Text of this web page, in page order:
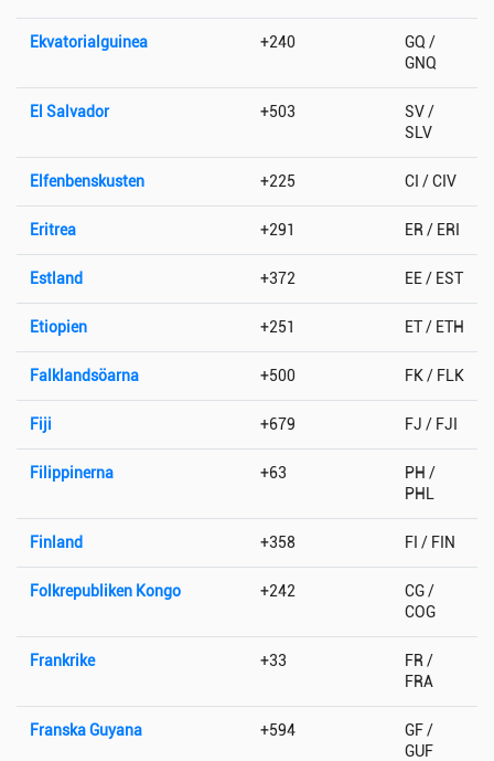
Ekvatorialguinea +240
GQ /
GNQ
El Salvador +503
SV /
SLV
Elfenbenskusten +225 CI / CIV
Eritrea +291 ER / ERI
Estland +372 EE / EST
Etiopien +251 ET / ETH
Falklandsöarna +500 FK / FLK
Fiji +679 FJ / FJI
Filippinerna +63
PH /
PHL
Finland +358 FI / FIN
Folkrepubliken Kongo +242
CG /
COG
Frankrike +33
FR /
FRA
Franska Guyana +594
GF /
GUF